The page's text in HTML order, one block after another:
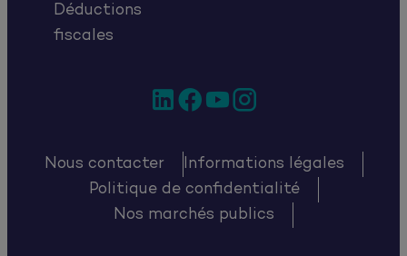
Déductions
fiscales
LinkedInFacebook
YouTubeInstagram
Nous contacter
Informations légales
Politique de confidentialité
Nos marchés publics